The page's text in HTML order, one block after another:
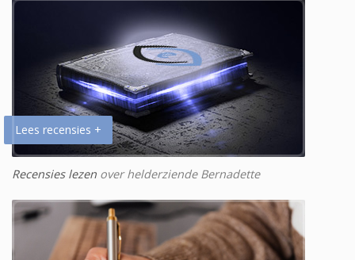
Lees recensies +
Recensies lezen over helderziende Bernadette